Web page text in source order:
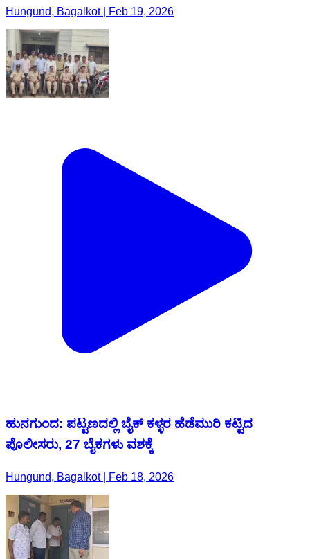
Hungund, Bagalkot | Feb 19, 2026
ಹುನಗುಂದ: ಪಟ್ಟಣದಲ್ಲಿ ಬೈಕ್ ಕಳ್ಳರ ಹೆಡೆಮುರಿ ಕಟ್ಟಿದ
ಪೊಲೀಸರು, 27 ಬೈಕಗಳು ವಶಕ್ಕೆ
Hungund, Bagalkot | Feb 18, 2026